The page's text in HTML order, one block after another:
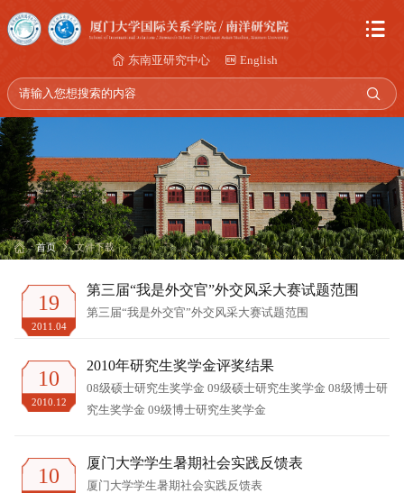
东南亚研究中心 English
首页 文件下载
19
2011.04
第三届“我是外交官”外交风采大赛试题范围
第三届“我是外交官”外交风采大赛试题范围
10
2010.12
2010年研究生奖学金评奖结果
08级硕士研究生奖学金 09级硕士研究生奖学金 08级博士研
究生奖学金 09级博士研究生奖学金
10
厦门大学学生暑期社会实践反馈表
厦门大学学生暑期社会实践反馈表